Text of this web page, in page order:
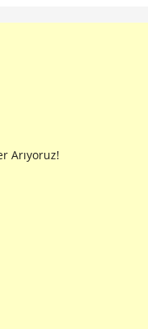
Arıyoruz!